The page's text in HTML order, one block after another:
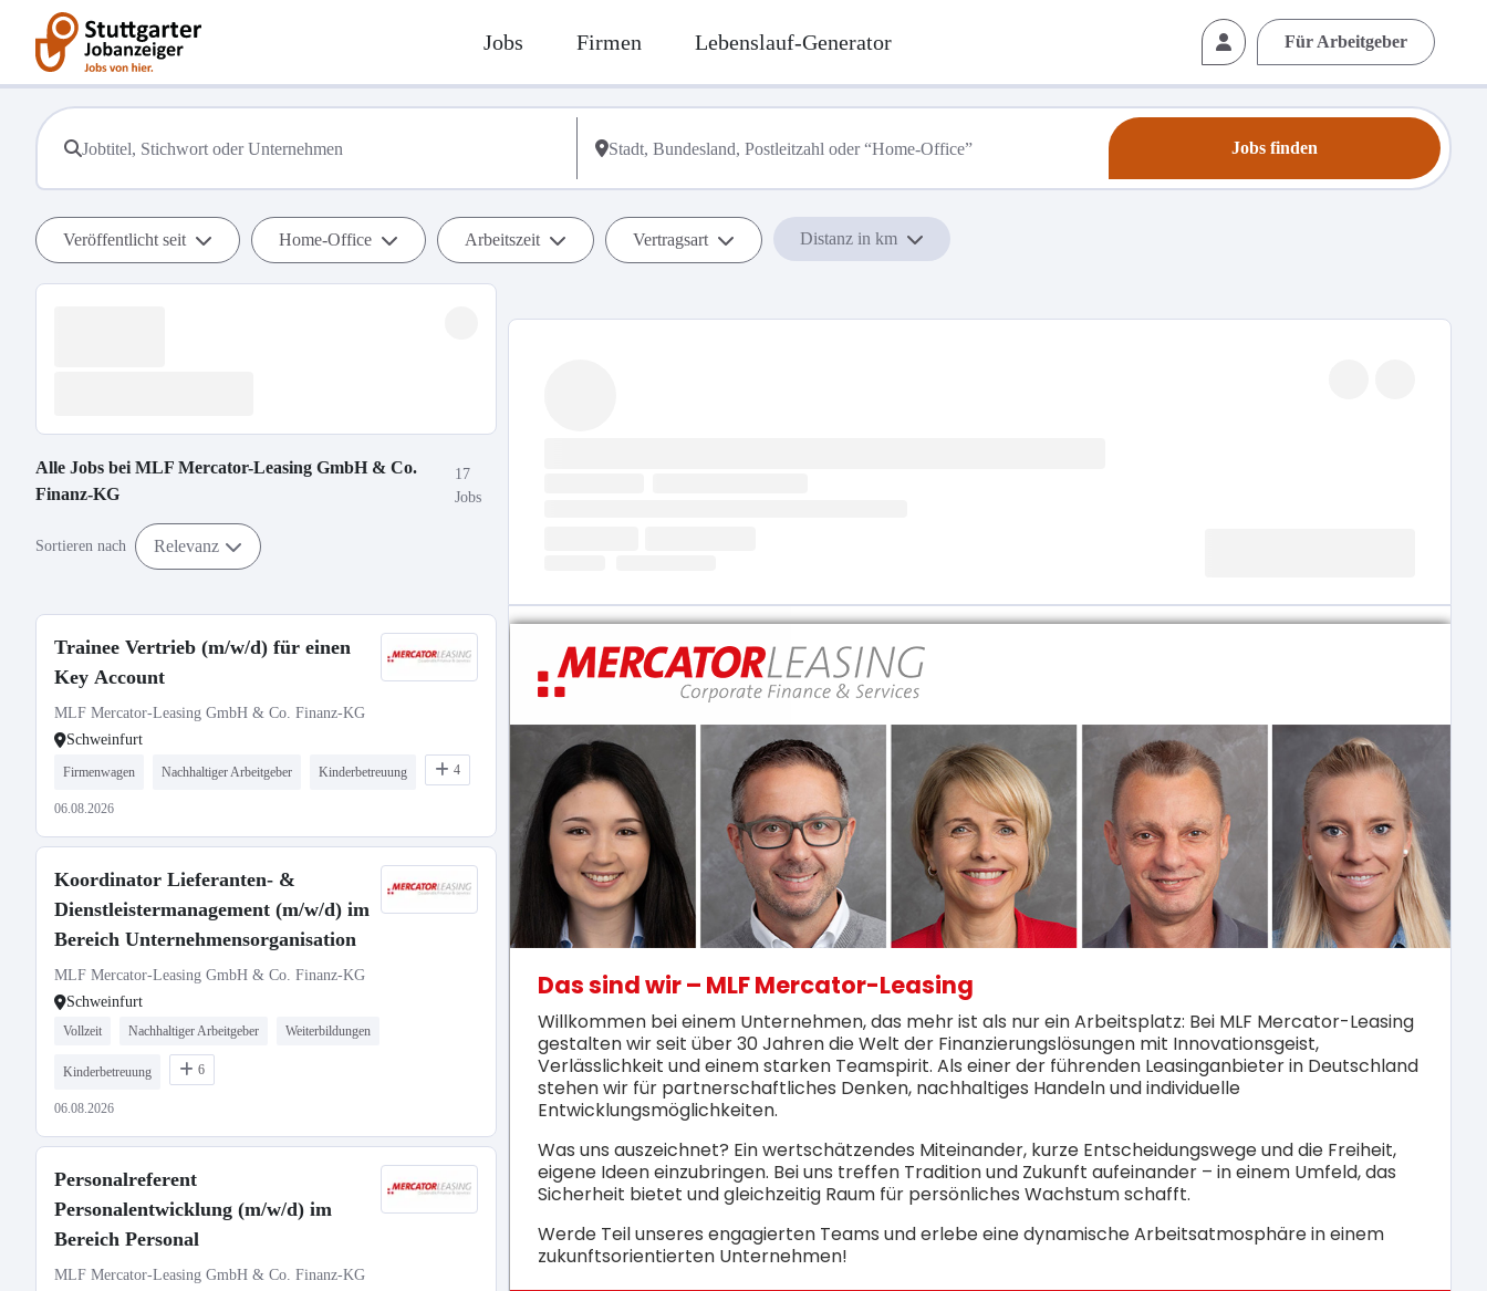
Jobs Firmen Lebenslauf-Generator Für Arbeitgeber
Jobs finden
Veröffentlicht seit Home-Office Arbeitszeit Vertragsart Distanz in km
Alle Jobs bei MLF Mercator-Leasing GmbH & Co.
Finanz-KG
17
Jobs
Sortieren nach Relevanz
Trainee Vertrieb (m/w/d) für einen
Key Account
MLF Mercator-Leasing GmbH & Co. Finanz-KG
Schweinfurt
Firmenwagen Nachhaltiger Arbeitgeber Kinderbetreuung 4
06.08.2026
Koordinator Lieferanten- &
Dienstleistermanagement (m/w/d) im
Bereich Unternehmensorganisation
MLF Mercator-Leasing GmbH & Co. Finanz-KG
Schweinfurt
Vollzeit Nachhaltiger Arbeitgeber Weiterbildungen
Kinderbetreuung 6
06.08.2026
Personalreferent
Personalentwicklung (m/w/d) im
Bereich Personal
MLF Mercator-Leasing GmbH & Co. Finanz-KG